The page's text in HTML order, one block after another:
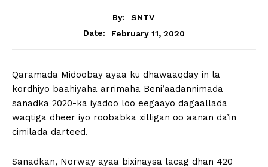
By:
SNTV
Date:
February 11, 2020
Qaramada Midoobay ayaa ku dhawaaqday in la
kordhiyo baahiyaha arrimaha Beni’aadannimada
sanadka 2020-ka iyadoo loo eegaayo dagaallada
waqtiga dheer iyo roobabka xilligan oo aanan da’in
cimilada darteed.
Sanadkan, Norway ayaa bixinaysa lacag dhan 420